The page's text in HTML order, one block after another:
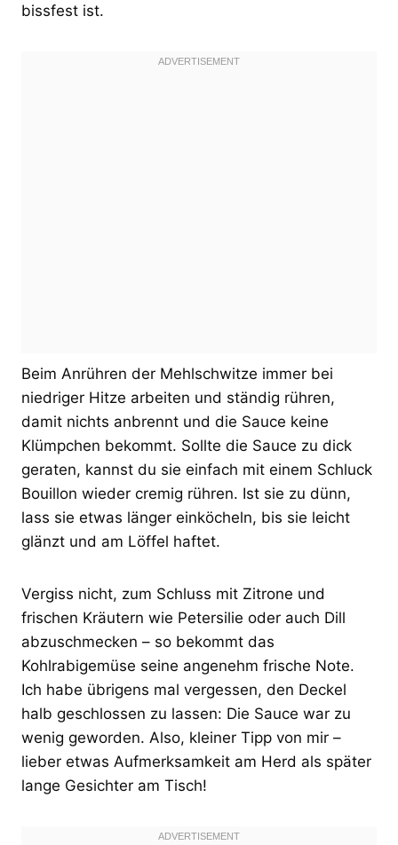
bissfest ist.
Beim Anrühren der Mehlschwitze immer bei
niedriger Hitze arbeiten und ständig rühren,
damit nichts anbrennt und die Sauce keine
Klümpchen bekommt. Sollte die Sauce zu dick
geraten, kannst du sie einfach mit einem Schluck
Bouillon wieder cremig rühren. Ist sie zu dünn,
lass sie etwas länger einköcheln, bis sie leicht
glänzt und am Löffel haftet.
Vergiss nicht, zum Schluss mit Zitrone und
frischen Kräutern wie Petersilie oder auch Dill
abzuschmecken – so bekommt das
Kohlrabigemüse seine angenehm frische Note.
Ich habe übrigens mal vergessen, den Deckel
halb geschlossen zu lassen: Die Sauce war zu
wenig geworden. Also, kleiner Tipp von mir –
lieber etwas Aufmerksamkeit am Herd als später
lange Gesichter am Tisch!